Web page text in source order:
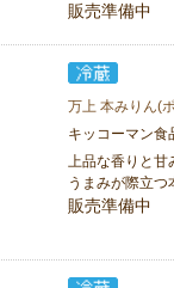
販売準備中
万上 本みりん(
キッコーマン食
上品な香りと
うまみが際立つ
販売準備中